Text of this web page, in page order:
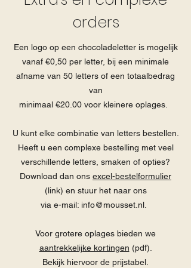
orders
Een logo op een chocoladeletter is mogelijk
vanaf €0,50 per letter, bij een minimale
afname van 50 letters of een totaalbedrag
van
minimaal €20.00 voor kleinere oplages.
U kunt elke combinatie van letters bestellen.
Heeft u een complexe bestelling met veel
verschillende letters, smaken of opties?
Download dan ons excel-bestelformulier
(link) en stuur het naar ons
via e-mail: info@mousset.nl.
Voor grotere oplages bieden we
aantrekkelijke kortingen (pdf).
Bekijk hiervoor de prijstabel.